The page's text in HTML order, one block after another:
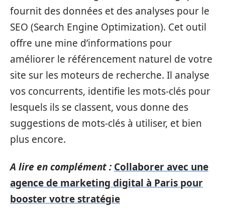
fournit des données et des analyses pour le
SEO (Search Engine Optimization). Cet outil
offre une mine d’informations pour
améliorer le référencement naturel de votre
site sur les moteurs de recherche. Il analyse
vos concurrents, identifie les mots-clés pour
lesquels ils se classent, vous donne des
suggestions de mots-clés à utiliser, et bien
plus encore.
A lire en complément : Collaborer avec une
agence de marketing digital à Paris pour
booster votre stratégie